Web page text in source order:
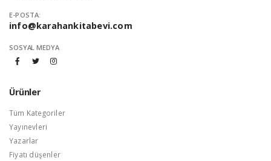
E-POSTA:
info@karahankitabevi.com
SOSYAL MEDYA
Ürünler
Tüm Kategoriler
Yayınevleri
Yazarlar
Fiyatı düşenler